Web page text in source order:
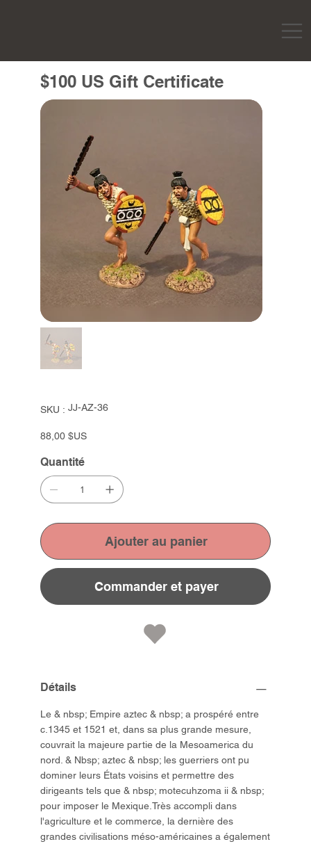
$100 US Gift Certificate
SKU :
SKU
JJ-
JJ-AZ-36
Prix
88,00 $US
Quantité
Ajouter au panier
Commander et payer
Détails
Le & nbsp; Empire aztec & nbsp; a prospéré entre
c.1345 et 1521 et, dans sa plus grande mesure,
couvrait la majeure partie de la Mesoamerica du
nord. & Nbsp; aztec & nbsp; les guerriers ont pu
dominer leurs États voisins et permettre des
dirigeants tels que & nbsp; motecuhzoma ii & nbsp;
pour imposer le Mexique.Très accompli dans
l'agriculture et le commerce, la dernière des
grandes civilisations méso-américaines a également